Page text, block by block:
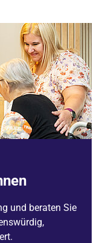
und beraten Sie